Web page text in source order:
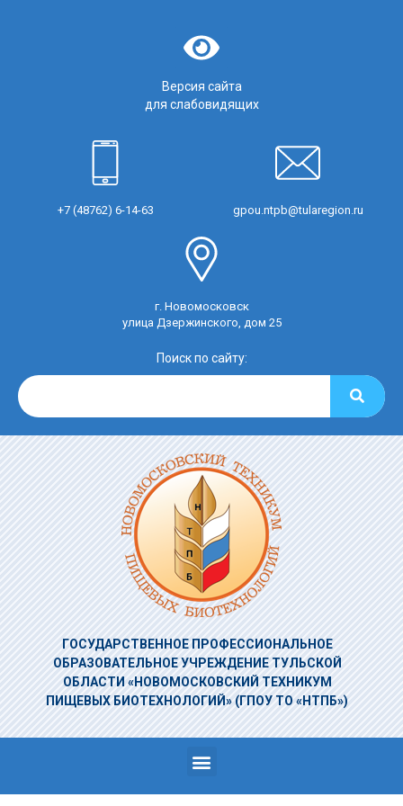
Версия сайта
для слабовидящих
+7 (48762) 6-14-63 gpou.ntpb@tularegion.ru
г. Новомосковск
улица Дзержинского, дом 25
Поиск по сайту:
ГОСУДАРСТВЕННОЕ ПРОФЕССИОНАЛЬНОЕ
ОБРАЗОВАТЕЛЬНОЕ УЧРЕЖДЕНИЕТУЛЬСКОЙ
ОБЛАСТИ «НОВОМОСКОВСКИЙ ТЕХНИКУМ
ПИЩЕВЫХ БИОТЕХНОЛОГИЙ» (ГПОУ ТО «НТПБ»)